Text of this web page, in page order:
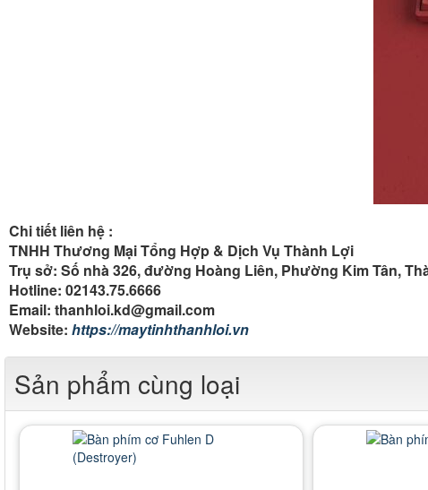
Chi tiết liên hệ :
TNHH Thương Mại Tổng Hợp & Dịch Vụ Thành Lợi
Trụ sở: Số nhà 326, đường Hoàng Liên, Phường Kim Tân,
Hotline: 02143.75.6666
Email: thanhloi.kd@gmail.com
Website: https://maytinhthanhloi.vn
Sản phẩm cùng loại